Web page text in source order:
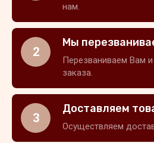
нам.
2
Мы
Перезваниваем Вам
заказа.
3
Доставляем
Осуществляем